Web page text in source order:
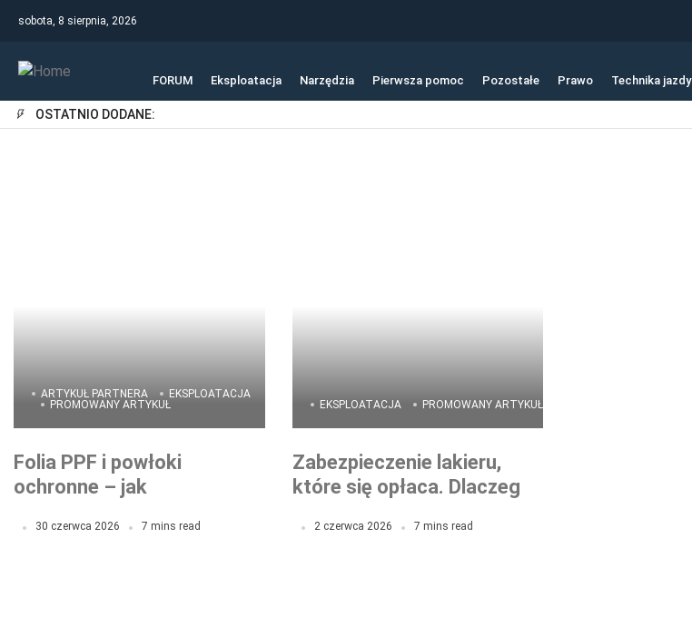
sobota, 8 sierpnia, 2026
FORUM Eksploatacja Narzędzia Pierwsza pomoc Pozostałe Prawo Technika jazdy
OSTATNIO DODANE:
ARTYKUŁ PARTNERA
EKSPLOATACJA
PROMOWANY ARTYKUŁ
Folia PPF i powłoki
ochronne – jak
odpryskami, rysami i
30 czerwca 2026 7 mins read
EKSPLOATACJA PROMOWANY ARTYKUŁ
Zabezpieczenie lakieru,
które się opłaca. Dlaczego
inwestycja w Twoje auto?
2 czerwca 2026 7 mins read